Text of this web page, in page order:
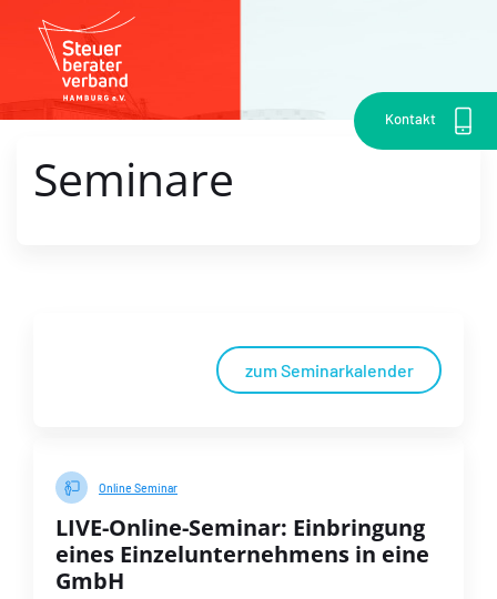
Kontakt
Seminare
zum Seminarkalender
Online Seminar
LIVE-Online-Seminar: Einbringung
eines Einzelunternehmens in eine
GmbH